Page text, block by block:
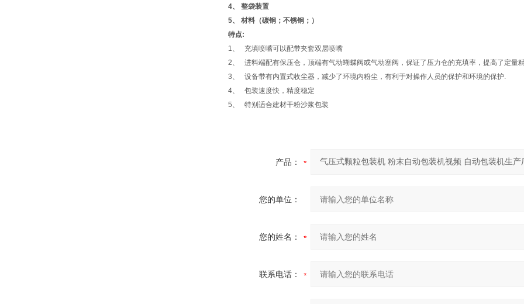
4、 整袋装置
5、 材料（碳钢；不锈钢；）
特点:
1、 充填喷嘴可以配带夹套双层喷嘴
2、 进料端配有保压仓，顶端有气动蝴蝶阀或气动塞阀，保证了压力仓的充填率，提高了定量
3、 设备带有内置式收尘器，减少了环境内粉尘，有利于对操作人员的保护和环境的保护.
4、 包装速度快，精度稳定
5、 特别适合建材干粉沙浆包装
产品：
您的单位：
您的姓名：
联系电话：